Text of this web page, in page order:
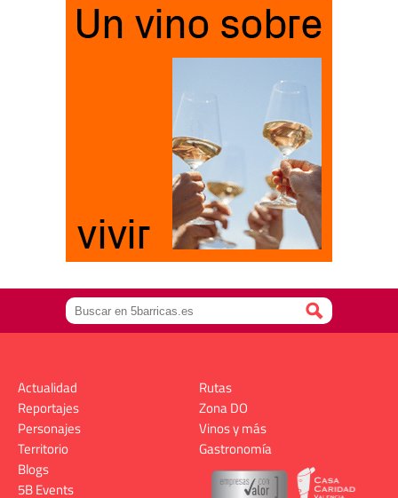
Actualidad
Reportajes
Personajes
Territorio
Rutas
Zona DO
Vinos y más
Gastronomía
Blogs
5B Events